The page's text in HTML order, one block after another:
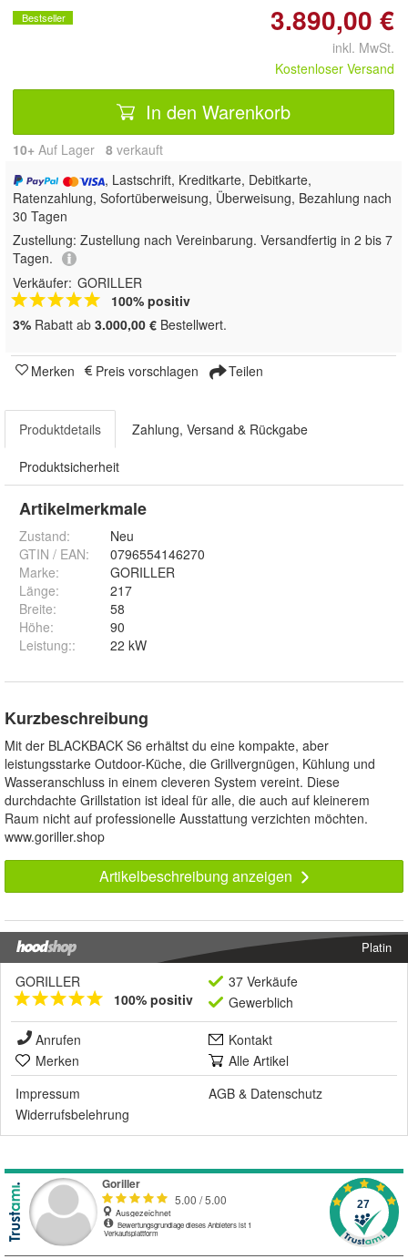
Bestseller 3.890,00 €
inkl. MwSt.
Kostenloser Versand
In den Warenkorb
10+ Auf Lager 8 verkauft
, Lastschrift, Kreditkarte, Debitkarte,
Ratenzahlung, Sofortüberweisung, Überweisung, Bezahlung nach
30 Tagen
Zustellung: Zustellung nach Vereinbarung. Versandfertig in 2 bis 7
Tagen.
Verkäufer: GORILLER
100% positiv
3% Rabatt ab 3.000,00 € Bestellwert.
Merken Preis vorschlagen Teilen
Produktdetails Zahlung, Versand & Rückgabe
Produktsicherheit
Artikelmerkmale
Zustand:
Neu
GTIN / EAN:
0796554146270
Marke:
GORILLER
Länge:
217
Breite:
58
Höhe:
90
Leistung:: 22 kW
Kurzbeschreibung
Mit der BLACKBACK S6 erhältst du eine kompakte, aber
leistungsstarke Outdoor-Küche, die Grillvergnügen, Kühlung und
Wasseranschluss in einem cleveren System vereint. Diese
durchdachte Grillstation ist ideal für alle, die auch auf kleinerem
Raum nicht auf professionelle Ausstattung verzichten möchten.
www.goriller.shop
Artikelbeschreibung anzeigen
Platin
GORILLER
100% positiv
37 Verkäufe
Gewerblich
Anrufen
Kontakt
Merken
Alle Artikel
Impressum
AGB & Datenschutz
Widerrufsbelehrung